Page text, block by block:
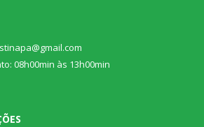
08h00min às 13h00min